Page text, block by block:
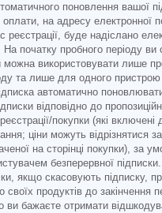
поновлення вашої
на адресу електронної
реєстрації, буде надіслано
початку пробного періоду ви
можна використовувати лише
та лише для одного
автоматично
відповідно до
покупки (які
ціни можуть відрізнятися
на сторінці покупки), за
безперервної
якщо скасовують підписку,
своїх продуктів до закінчення
ви бажаєте отримати